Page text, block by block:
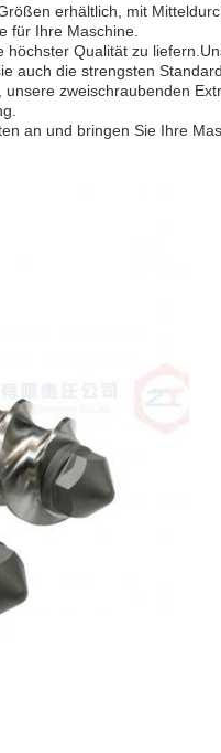
erhältlich, mit
für Ihre Maschine.
Qualität zu
auch die strengsten
zweischraubenden
an und bringen Sie Ihre